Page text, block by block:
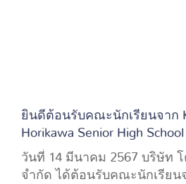
ยินดีต้อนรับคณะนักเรียนจาก
Horikawa Senior High School
วันที่ 14 มีนาคม 2567 บริษัท โ
จำกัด ได้ต้อนรับคณะนักเรียน